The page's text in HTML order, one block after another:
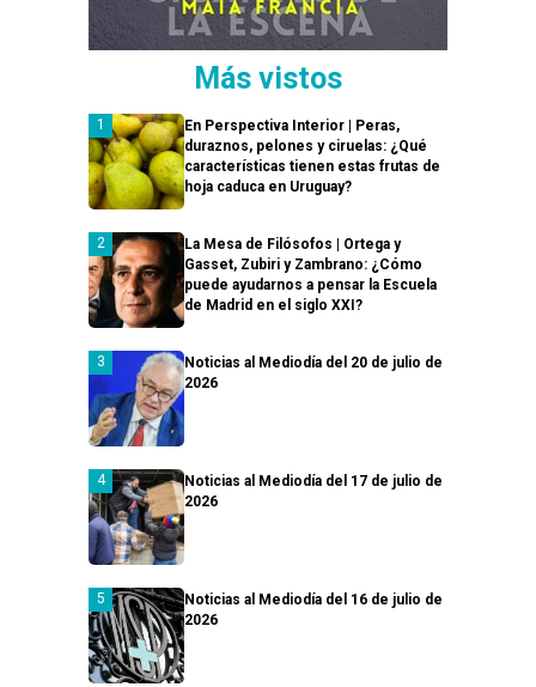
Más vistos
En Perspectiva Interior | Peras,
duraznos, pelones y ciruelas: ¿Qué
características tienen estas frutas de
hoja caduca en Uruguay?
La Mesa de Filósofos | Ortega y
Gasset, Zubiri y Zambrano: ¿Cómo
puede ayudarnos a pensar la Escuela
de Madrid en el siglo XXI?
Noticias al Mediodía del 20 de julio de
2026
Noticias al Mediodía del 17 de julio de
2026
Noticias al Mediodía del 16 de julio de
2026